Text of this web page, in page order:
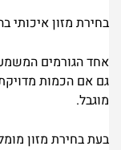
בחירת מזון איכותי
אחד הגורמים
גם אם הכמות
מוגבל.
בעת בחירת מזון